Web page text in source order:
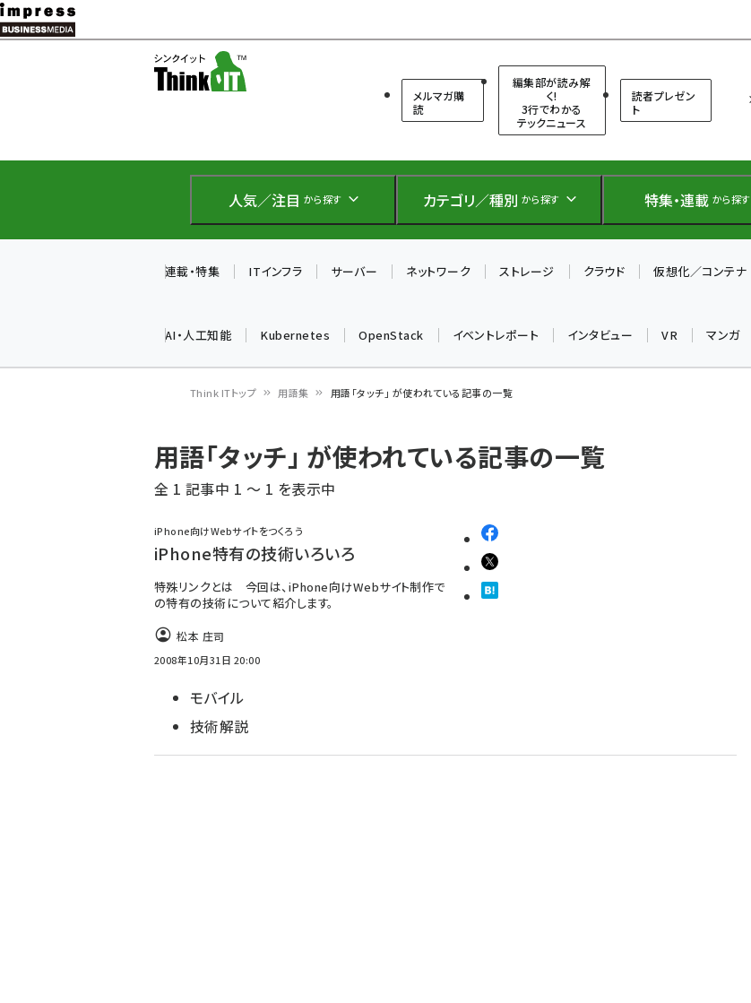
メ
イ
テ
に
メルマガ購
読
編集部が読み解
く!
3行でわかる
テックニュース
読者プレゼン
ト
人気／注目 から探す カテゴリ／種別 から探す 特集・連載 から探す
連載・特集 ITインフラ サーバー ネットワーク ストレージ クラウド 仮想化／コンテナ
AI・人工知能 Kubernetes OpenStack イベントレポート インタビュー VR マンガ
ン
く
ず
Think ITトップ 用語集 用語「タッチ」 が使われている記事の一覧
用語「タッチ」 が使われている記事の一覧
全 1 記事中 1 ～ 1 を表示中
iPhone向けWebサイトをつくろう
iPhone特有の技術いろいろ
特殊リンクとは 今回は、iPhone向けWebサイト制作で
の特有の技術について紹介します。
松本 庄司
2008年10月31日 20:00
モバイル
技術解説